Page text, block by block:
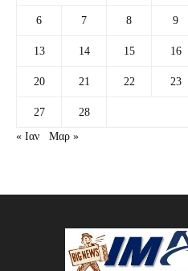
6 7 8 9
13 14 15 16
20 21 22 23
27
28
« Ιαν
Μαρ »